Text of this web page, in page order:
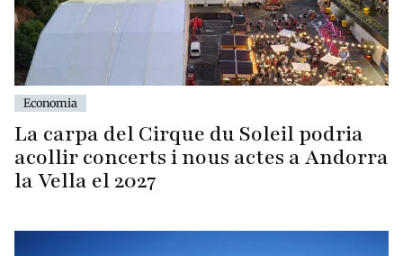
Economia
La carpa del Cirque du Soleil podria
acollir concerts i nous actes a Andorra
la Vella el 2027